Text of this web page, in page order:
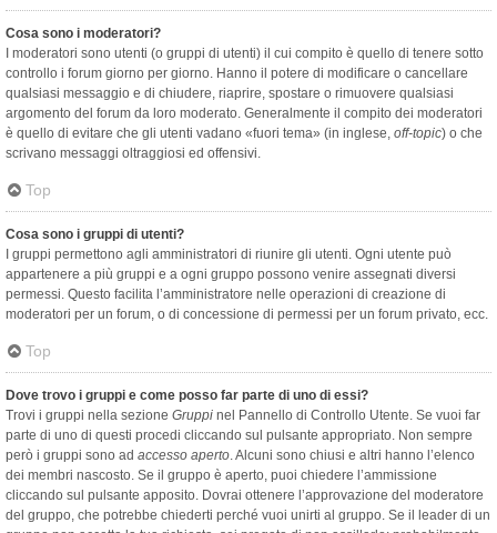
Cosa sono i moderatori?
I moderatori sono utenti (o gruppi di utenti) il cui compito è quello di tenere sotto
controllo i forum giorno per giorno. Hanno il potere di modificare o cancellare
qualsiasi messaggio e di chiudere, riaprire, spostare o rimuovere qualsiasi
argomento del forum da loro moderato. Generalmente il compito dei moderatori
è quello di evitare che gli utenti vadano «fuori tema» (in inglese, off-topic) o che
scrivano messaggi oltraggiosi ed offensivi.
Top
Cosa sono i gruppi di utenti?
I gruppi permettono agli amministratori di riunire gli utenti. Ogni utente può
appartenere a più gruppi e a ogni gruppo possono venire assegnati diversi
permessi. Questo facilita l’amministratore nelle operazioni di creazione di
moderatori per un forum, o di concessione di permessi per un forum privato, ecc.
Top
Dove trovo i gruppi e come posso far parte di uno di essi?
Trovi i gruppi nella sezione Gruppi nel Pannello di Controllo Utente. Se vuoi far
parte di uno di questi procedi cliccando sul pulsante appropriato. Non sempre
però i gruppi sono ad accesso aperto. Alcuni sono chiusi e altri hanno l’elenco
dei membri nascosto. Se il gruppo è aperto, puoi chiedere l’ammissione
cliccando sul pulsante apposito. Dovrai ottenere l’approvazione del moderatore
del gruppo, che potrebbe chiederti perché vuoi unirti al gruppo. Se il leader di un